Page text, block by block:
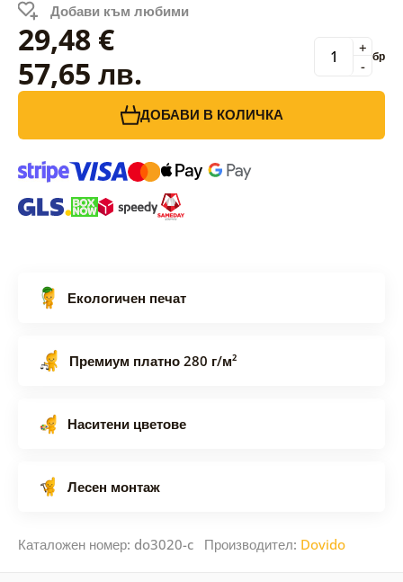
Добави към любими
29,48 €
57,65 лв.
-
+ бр
ДОБАВИ В КОЛИЧКА
Екологичен печат
Премиум платно 280 г/м²
Наситени цветове
Лесен монтаж
Каталожен номер: do3020-c Производител: Dovido